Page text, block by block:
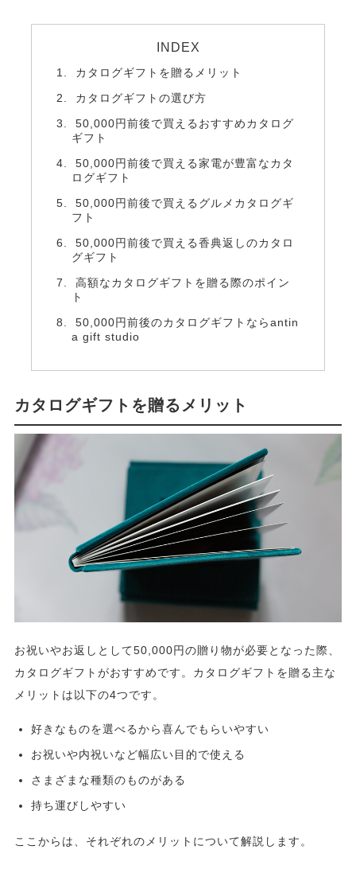
INDEX
カタログギフトを贈るメリット
カタログギフトの選び方
50,000円前後で買えるおすすめカタログ
ギフト
50,000円前後で買える家電が豊富なカタ
ログギフト
50,000円前後で買えるグルメカタログギ
フト
50,000円前後で買える香典返しのカタロ
グギフト
高額なカタログギフトを贈る際のポイン
ト
50,000円前後のカタログギフトならantin
a gift studio
カタログギフトを贈るメリット
お祝いやお返しとして50,000円の贈り物が必要となった際、
カタログギフトがおすすめです。カタログギフトを贈る主な
メリットは以下の4つです。
好きなものを選べるから喜んでもらいやすい
お祝いや内祝いなど幅広い目的で使える
さまざまな種類のものがある
持ち運びしやすい
ここからは、それぞれのメリットについて解説します。